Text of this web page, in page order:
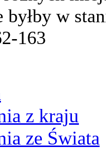
byłby w
163
z kraju
ze Świata